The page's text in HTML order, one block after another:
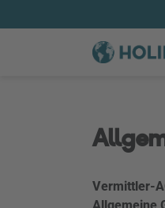
Vermittler-